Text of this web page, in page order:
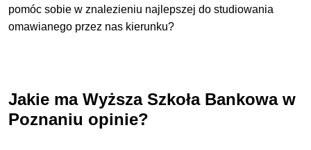
pomóc sobie w znalezieniu najlepszej do studiowania
omawianego przez nas kierunku?
Jakie ma Wyższa Szkoła Bankowa w
Poznaniu opinie?